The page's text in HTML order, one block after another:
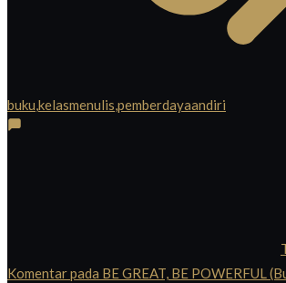
buku,kelasmenulis,pemberdayaandiri
Komentarpada BE GREAT, BE POWERFUL